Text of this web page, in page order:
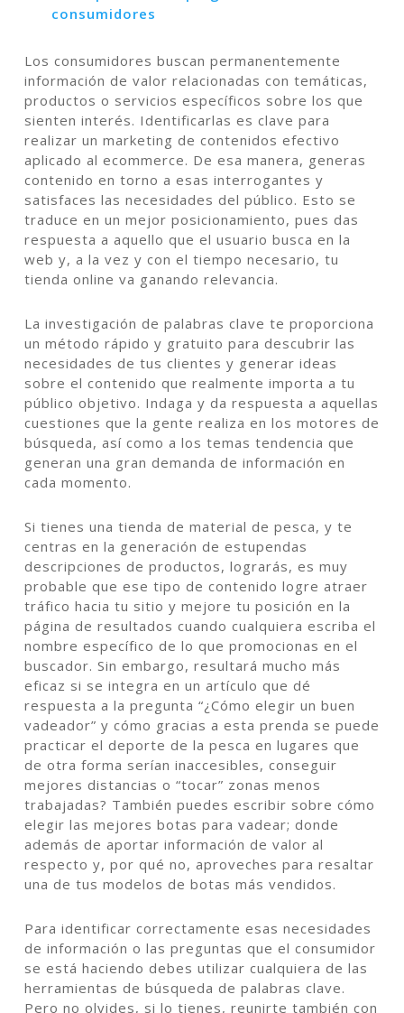
consumidores
Los consumidores buscan permanentemente
información de valor relacionadas con temáticas,
productos o servicios específicos sobre los que
sienten interés. Identificarlas es clave para
realizar un marketing de contenidos efectivo
aplicado al ecommerce. De esa manera, generas
contenido en torno a esas interrogantes y
satisfaces las necesidades del público. Esto se
traduce en un mejor posicionamiento, pues das
respuesta a aquello que el usuario busca en la
web y, a la vez y con el tiempo necesario, tu
tienda online va ganando relevancia.
La investigación de palabras clave te proporciona
un método rápido y gratuito para descubrir las
necesidades de tus clientes y generar ideas
sobre el contenido que realmente importa a tu
público objetivo. Indaga y da respuesta a aquellas
cuestiones que la gente realiza en los motores de
búsqueda, así como a los temas tendencia que
generan una gran demanda de información en
cada momento.
Si tienes una tienda de material de pesca, y te
centras en la generación de estupendas
descripciones de productos, lograrás, es muy
probable que ese tipo de contenido logre atraer
tráfico hacia tu sitio y mejore tu posición en la
página de resultados cuando cualquiera escriba el
nombre específico de lo que promocionas en el
buscador. Sin embargo, resultará mucho más
eficaz si se integra en un artículo que dé
respuesta a la pregunta “¿Cómo elegir un buen
vadeador” y cómo gracias a esta prenda se puede
practicar el deporte de la pesca en lugares que
de otra forma serían inaccesibles, conseguir
mejores distancias o “tocar” zonas menos
trabajadas? También puedes escribir sobre cómo
elegir las mejores botas para vadear; donde
además de aportar información de valor al
respecto y, por qué no, aproveches para resaltar
una de tus modelos de botas más vendidos.
Para identificar correctamente esas necesidades
de información o las preguntas que el consumidor
se está haciendo debes utilizar cualquiera de las
herramientas de búsqueda de palabras clave.
Pero no olvides, si lo tienes, reunirte también con